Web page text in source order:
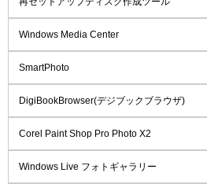
Windows Media Center
SmartPhoto
DigiBookBrowser(デジブックブラウザ)
Corel Paint Shop Pro Photo X2
Windows Live フォトギャラリー